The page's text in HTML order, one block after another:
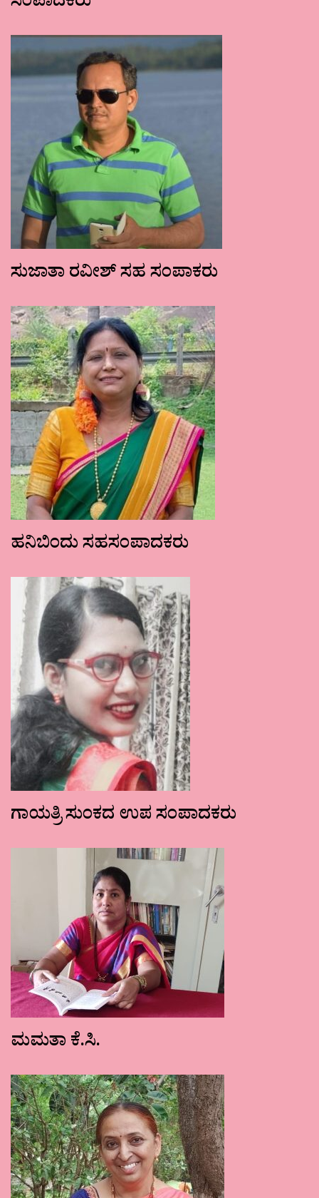
ಸುಜಾತಾ ರವೀಶ್ ಸಹ ಸಂಪಾಕರು
ಹನಿಬಿಂದು ಸಹಸಂಪಾದಕರು
ಗಾಯತ್ರಿ ಸುಂಕದ ಉಪ ಸಂಪಾದಕರು
ಮಮತಾ ಕೆ.ಸಿ.